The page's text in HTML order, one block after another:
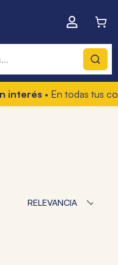
interés• En todas tus
RELEVANCIA